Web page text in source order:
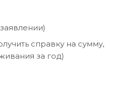
справку на сумму,
за год)